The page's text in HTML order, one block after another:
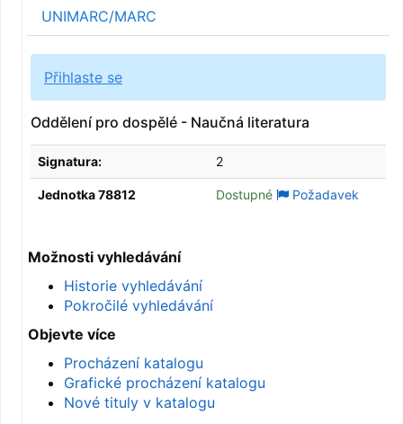
UNIMARC/MARC
Přihlaste se
Oddělení pro dospělé - Naučná literatura
Signatura: 2
Jednotka 78812 Dostupné Požadavek
Možnosti vyhledávání
Historie vyhledávání
Pokročilé vyhledávání
Objevte více
Procházení katalogu
Grafické procházení katalogu
Nové tituly v katalogu